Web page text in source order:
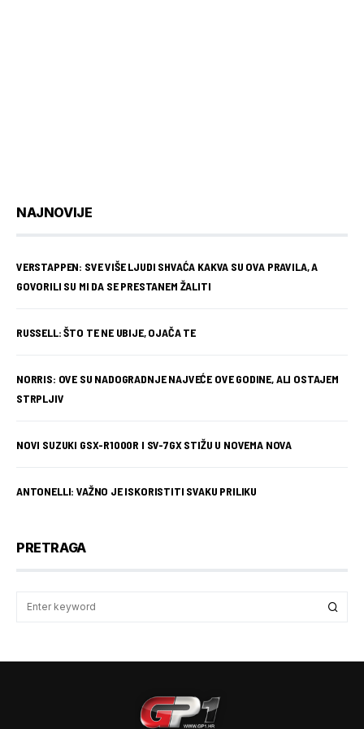
NAJNOVIJE
VERSTAPPEN: SVE VIŠE LJUDI SHVAĆA KAKVA SU OVA PRAVILA, A
GOVORILI SU MI DA SE PRESTANEM ŽALITI
RUSSELL: ŠTO TE NE UBIJE, OJAČA TE
NORRIS: OVE SU NADOGRADNJE NAJVEĆE OVE GODINE, ALI OSTAJEM
STRPLJIV
NOVI SUZUKI GSX-R1000R I SV-7GX STIŽU U NOVEMA NOVA
ANTONELLI: VAŽNO JE ISKORISTITI SVAKU PRILIKU
PRETRAGA